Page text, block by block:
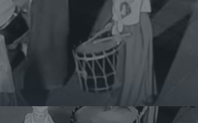
SEDE
ESTATUTO Y REGLAMENTO
MULTIMEDIA
CONTACTO